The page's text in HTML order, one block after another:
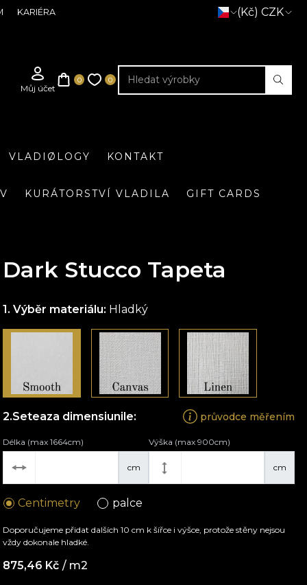
KARIÉRA (Kč) CZK
VLADIØLOGY KONTAKT
KURÁTORSTVÍ VLADILA GIFT CARDS
Dark Stucco Tapeta
Výběr materiálu: Hladký
Seteaza dimensiunile: průvodce měřením
cm
Délka (max 1664cm)
cm
Výška (max 900cm)
Centimetry palce
Doporučujeme přidat dalších 10 cm k šířce i výšce, protože stěny nejsou
vždy dokonale hladké.
875,46 Kč / m2